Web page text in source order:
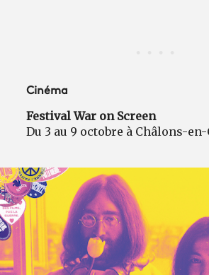
Cinéma
Festival War on Screen
Du 3 au 9 octobre à Châlons-